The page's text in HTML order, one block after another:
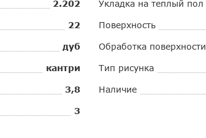
2.202
22
дуб
кантри
3,8
3
Укладка на теплый пол
Поверхность
Обработка поверхности
Тип рисунка
Наличие